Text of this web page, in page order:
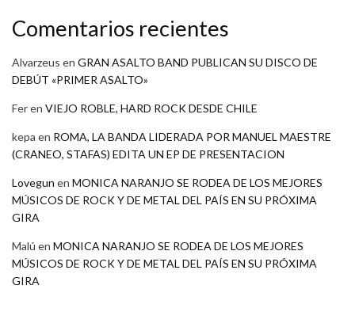
Comentarios recientes
Alvarzeus en GRAN ASALTO BAND PUBLICAN SU DISCO DE
DEBÚT «PRIMER ASALTO»
Feren VIEJO ROBLE, HARD ROCK DESDE CHILE
kepa en ROMA, LA BANDA LIDERADA POR MANUEL MAESTRE
(CRANEO, STAFAS) EDITA UN EP DE PRESENTACION
Lovegun en MONICA NARANJO SE RODEA DE LOS MEJORES
MÚSICOS DE ROCK Y DE METAL DEL PAÍS EN SU PRÓXIMA
GIRA
Malú en MONICA NARANJO SE RODEA DE LOS MEJORES
MÚSICOS DE ROCK Y DE METAL DEL PAÍS EN SU PRÓXIMA
GIRA